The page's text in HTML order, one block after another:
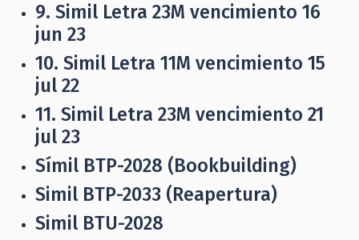
9. Simil Letra 23M vencimiento 16
jun 23
10. Simil Letra 11M vencimiento 15
jul 22
11. Simil Letra 23M vencimiento 21
jul 23
Símil BTP-2028 (Bookbuilding)
Simil BTP-2033 (Reapertura)
Simil BTU-2028